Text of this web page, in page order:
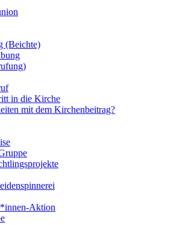
(Beichte)
in die Kirche
mit dem Kirchenbeitrag?
Aktion